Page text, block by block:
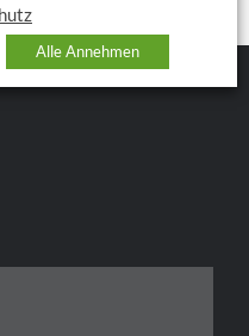
Alle Annehmen